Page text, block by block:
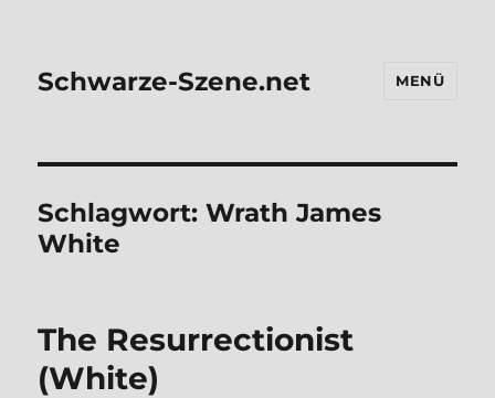
Schwarze-Szene.net MENÜ
Schlagwort:Wrath James
White
The Resur­rec­tion­ist
(White)